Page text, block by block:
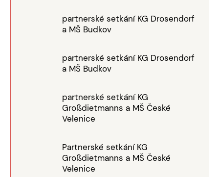
partnerské setkání KG Drosendorf
a MŠ Budkov
partnerské setkání KG Drosendorf
a MŠ Budkov
partnerské setkání KG
Großdietmanns a MŠ České
Velenice
Partnerské setkání KG
Großdietmanns a MŠ České
Velenice